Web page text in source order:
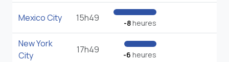
Mexico City 15h49 -8heures
New York
City
17h49 -6 heures